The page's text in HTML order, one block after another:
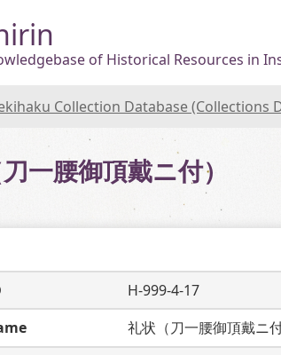
of Historical Resources in
Collection Database (Collections
一腰御頂戴ニ付）
H-999-4-17
礼状（刀一腰御頂戴ニ付